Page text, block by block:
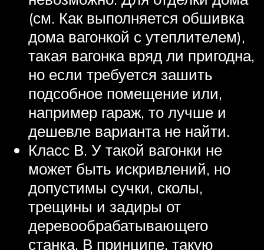
(см. Как выполняется обшивка
дома вагонкой с утеплителем),
такая вагонка вряд ли пригодна,
но если требуется зашить
подсобное помещение или,
например гараж, то лучше и
дешевле варианта не найти.
Класс В. У такой вагонки не
может быть искривлений, но
допустимы сучки, сколы,
трещины и задиры от
деревообрабатывающего
станка. В принципе, такую